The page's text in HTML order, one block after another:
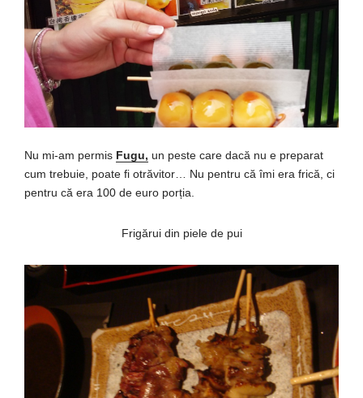
Nu mi-am permis Fugu, un peste care dacă nu e preparat
cum trebuie, poate fi otrăvitor… Nu pentru că îmi era frică, ci
pentru că era 100 de euro porția.
Frigărui din piele de pui